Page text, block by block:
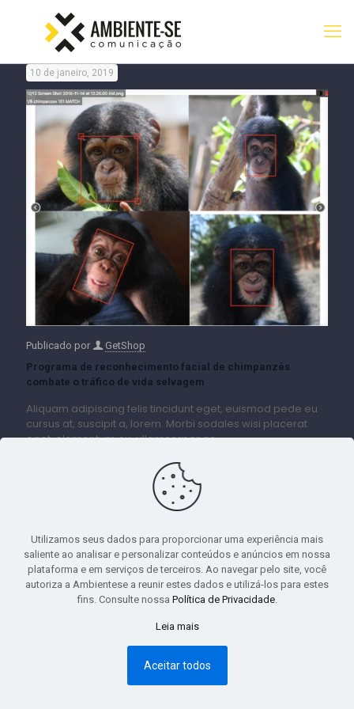
10 de janeiro, 2019
Publicado por
GetShop
Programa de reconhecimento facial de chimpanzés
combate o tráfico de vida selvagem
Aliquam adipiscing felis tincidunt eget, euismod pede eu
cursus at, suscipit a, lorem. Morbi sodales wisi placerat
eget, elementum eu, ullamcorper ac
© 2019 Ambiente-se. Todos os direitos reservados.
Utilizamos seus dados para proporcionar uma experiência mais
saliente ao analisar e personalizar conteúdos e anúncios em nossa
plataforma e em serviços de terceiros. Ao navegar pelo site, você
autoriza a Ambientese a reunir estes dados e utilizá-los para estes
fins. Consulte nossa Política de Privacidade.
Leia mais
Aceitar todos